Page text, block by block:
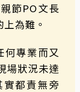
節PO文長
為難。
何專業而又
場狀況未達
都責無旁